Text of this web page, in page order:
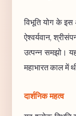
विभूति योग के इस
ऐश्वर्यवान,
उत्पन्न समझो।
महाभारत काल में
दार्शनिक महत्व